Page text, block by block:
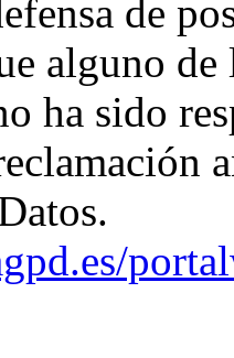
de
alguno
ha sido